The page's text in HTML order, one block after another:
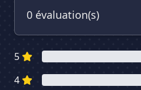
0 évaluation(s)
5
4